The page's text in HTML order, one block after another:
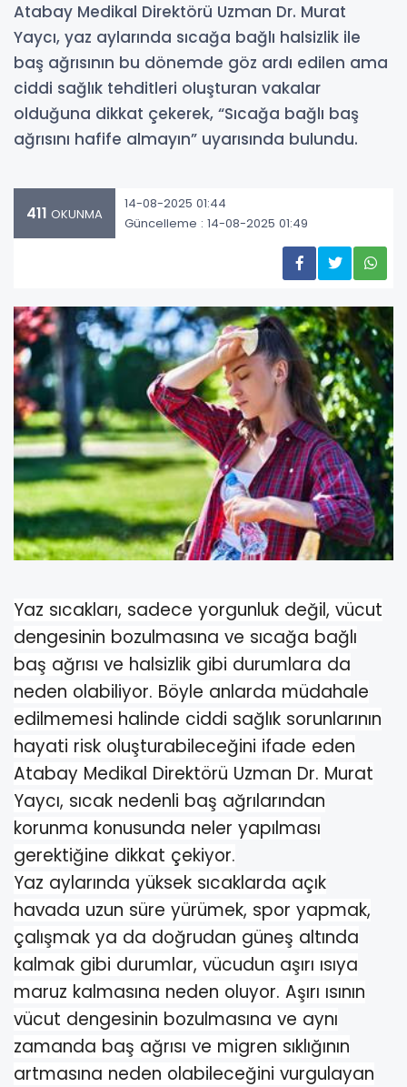
Atabay Medikal Direktörü Uzman Dr. Murat
Yaycı, yaz aylarında sıcağa bağlı halsizlik ile
baş ağrısının bu dönemde göz ardı edilen ama
ciddi sağlık tehditleri oluşturan vakalar
olduğuna dikkat çekerek, “Sıcağa bağlı baş
ağrısını hafife almayın” uyarısında bulundu.
411 OKUNMA
14-08-2025 01:44
Güncelleme : 14-08-2025 01:49
Yaz sıcakları, sadece yorgunluk değil, vücut
dengesinin bozulmasına ve sıcağa bağlı
baş ağrısı ve halsizlik gibi durumlara da
neden olabiliyor. Böyle anlarda müdahale
edilmemesi halinde ciddi sağlık sorunlarının
hayati risk oluşturabileceğini ifade eden
Atabay Medikal Direktörü Uzman Dr. Murat
Yaycı, sıcak nedenli baş ağrılarından
korunma konusunda neler yapılması
gerektiğine dikkat çekiyor.
Yaz aylarında yüksek sıcaklarda açık
havada uzun süre yürümek, spor yapmak,
çalışmak ya da doğrudan güneş altında
kalmak gibi durumlar, vücudun aşırı ısıya
maruz kalmasına neden oluyor. Aşırı ısının
vücut dengesinin bozulmasına ve aynı
zamanda baş ağrısı ve migren sıklığının
artmasına neden olabileceğini vurgulayan